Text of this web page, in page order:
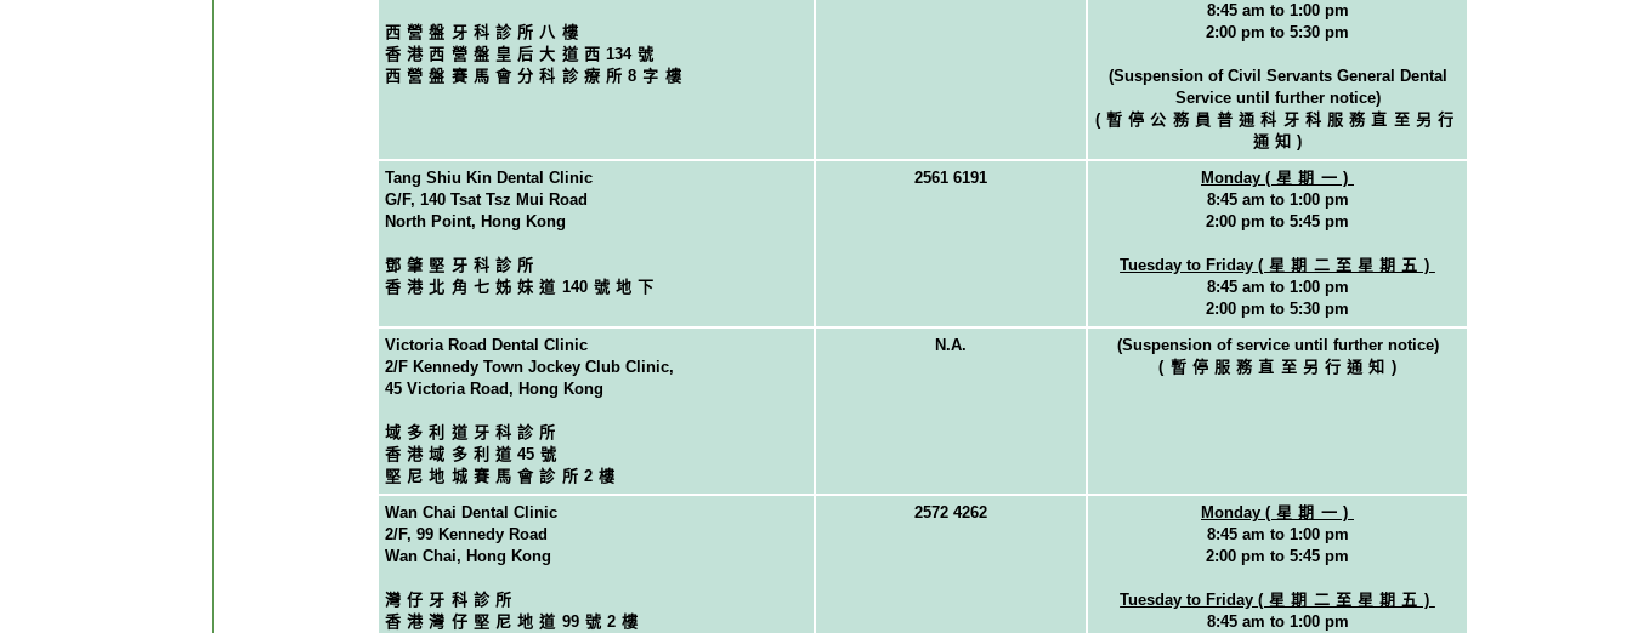
西營盤牙科診所八樓
香港西營盤皇后大道西 134號
西營盤賽馬會分科診療所8字樓
8:45 am to 1:00 pm
2:00 pm to 5:30 pm
(Suspension of Civil Servants General Dental
Service until further notice)
(暫停公務員普通科牙科服務直至另行
通知)
Tang Shiu Kin Dental Clinic
G/F, 140 Tsat Tsz Mui Road
North Point, Hong Kong
鄧肇堅牙科診所
香港北角七姊妹道 140號地下
2561 6191 Monday (星期一)
8:45 am to 1:00 pm
2:00 pm to 5:45 pm
Tuesday to Friday(星期二至星期五)
8:45 am to 1:00 pm
2:00 pm to 5:30 pm
Victoria Road Dental Clinic
2/F Kennedy Town Jockey Club Clinic,
45 Victoria Road, Hong Kong
域多利道牙科診所
香港域多利道45號
堅尼地城賽馬會診所2樓
N.A.
(Suspension of service until further notice)
(暫停服務直至另行通知 )
Wan Chai Dental Clinic
2/F, 99 Kennedy Road
Wan Chai, Hong Kong
灣仔牙科診所
香港灣仔堅尼地道 99號2樓
2572 4262 Monday (星期一)
8:45 am to 1:00 pm
2:00 pm to 5:45 pm
Tuesday to Friday(星期二至星期五)
8:45 am to 1:00 pm